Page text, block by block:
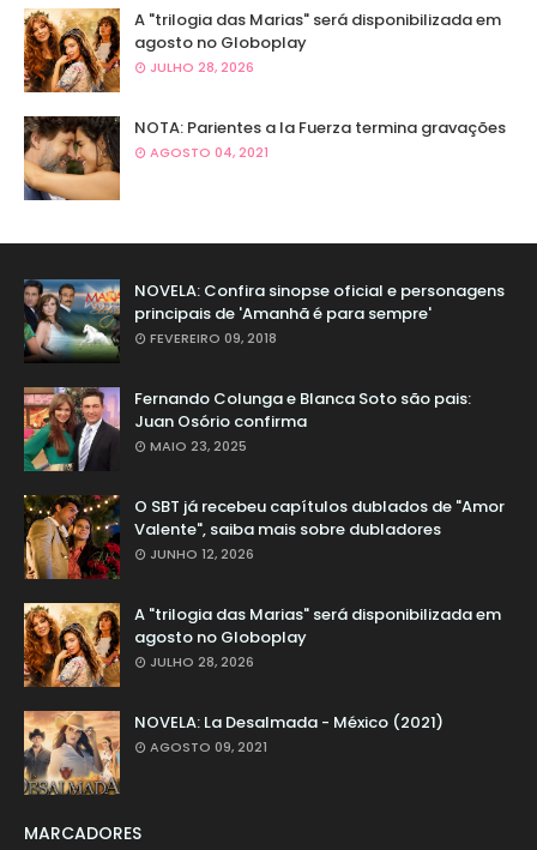
A "trilogia das Marias" será disponibilizada em
agosto no Globoplay
JULHO 28, 2026
NOTA: Parientes a la Fuerza termina gravações
AGOSTO 04, 2021
NOVELA: Confira sinopse oficial e personagens
principais de 'Amanhã é para sempre'
FEVEREIRO 09, 2018
Fernando Colunga e Blanca Soto são pais:
Juan Osório confirma
MAIO 23, 2025
O SBT já recebeu capítulos dublados de "Amor
Valente", saiba mais sobre dubladores
JUNHO 12, 2026
A "trilogia das Marias" será disponibilizada em
agosto no Globoplay
JULHO 28, 2026
NOVELA: La Desalmada - México (2021)
AGOSTO 09, 2021
MARCADORES